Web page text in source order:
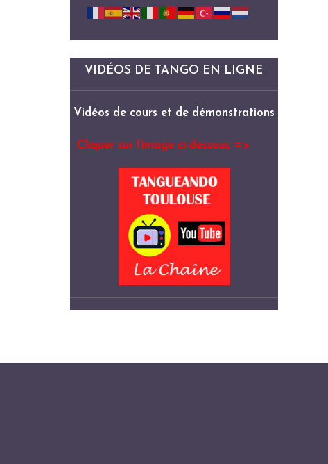
VIDÉOS DE TANGO EN LIGNE
Vidéos de cours et de démonstrations
Cliquer sur l’image ci-dessous =>